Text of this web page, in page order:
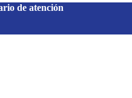
de atención